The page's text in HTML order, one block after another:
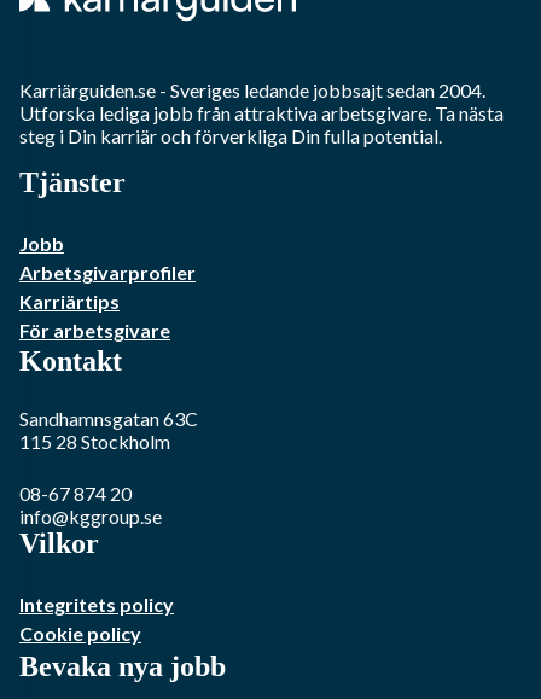
Karriärguiden.se - Sveriges ledande jobbsajt sedan 2004.
Utforska lediga jobb från attraktiva arbetsgivare. Ta nästa
steg i Din karriär och förverkliga Din fulla potential.
Tjänster
Jobb
Arbetsgivarprofiler
Karriärtips
För arbetsgivare
Kontakt
Sandhamnsgatan 63C
115 28 Stockholm
08-67 874 20
info@kggroup.se
Vilkor
Integritets policy
Cookie policy
Bevaka nya jobb